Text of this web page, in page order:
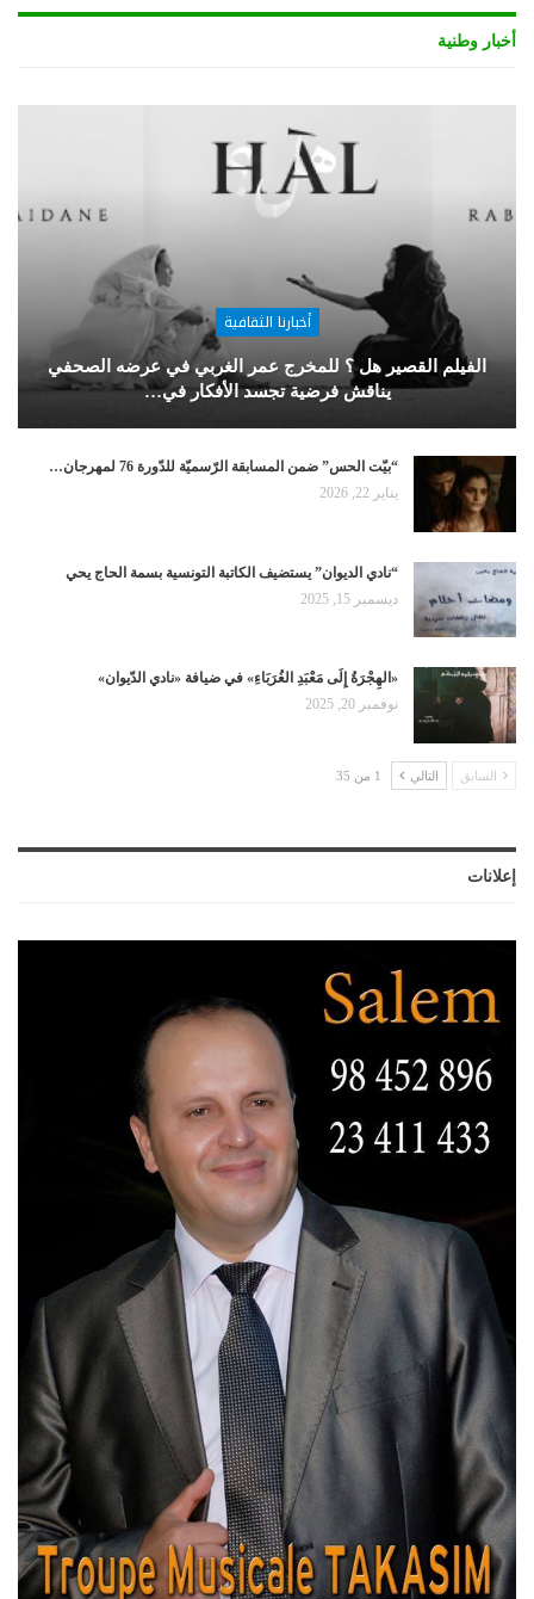
أخبار وطنية
أخبارنا الثقافية
الفيلم القصير هل ؟ للمخرج عمر الغربي في عرضه الصحفي
يناقش فرضية تجسد الأفكار في…
“بيّت الحس” ضمن المسابقة الرّسميّة للدّورة 76 لمهرجان…
يناير 22, 2026
“نادي الديوان” يستضيف الكاتبة التونسية بسمة الحاج يحي
ديسمبر 15, 2025
«الهِجْرَةُ إِلَى مَعْبَدِ الغُرَبَاءِ» في ضيافة «نادي الدّيوان»
نوفمبر 20, 2025
السابق التالي 1 من 35
إعلانات